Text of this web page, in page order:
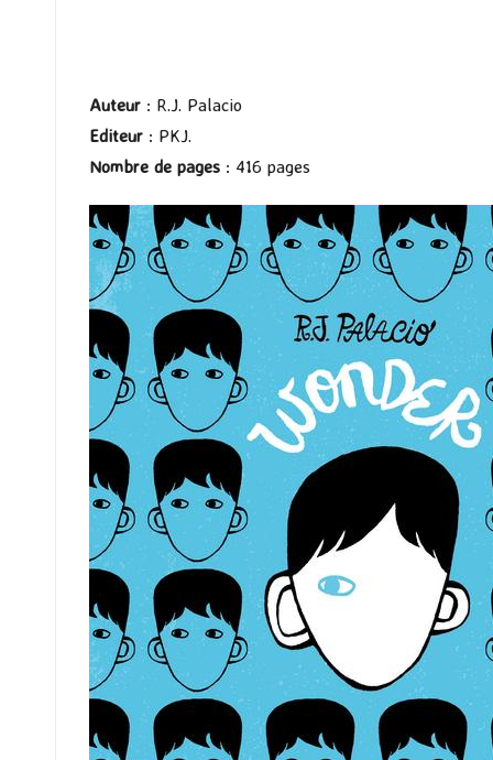
Auteur : R.J. Palacio
Editeur : PKJ.
Nombre de pages : 416 pages